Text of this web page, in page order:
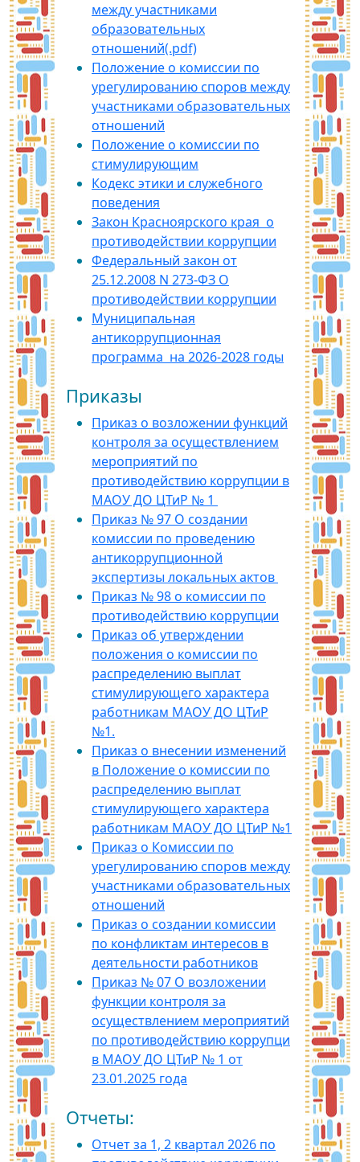
между участниками
образовательных
отношений(.pdf)
Положение о комиссии по
урегулированию споров между
участниками образовательных
отношений
Положение о комиссии по
стимулирующим
Кодекс этики и служебного
поведения
Закон Красноярского края о
противодействии коррупции
Федеральный закон от
25.12.2008 N 273-ФЗ О
противодействии коррупции
Муниципальная
антикоррупционная
программа на 2026-2028 годы
Приказы
Приказ о возложении функций
контроля за осуществлением
мероприятий по
противодействию коррупции в
МАОУ ДО ЦТиР № 1
Приказ № 97 О создании
комиссии по проведению
антикоррупционной
экспертизы локальных актов
Приказ № 98 о комиссии по
противодействию коррупции
Приказ об утверждении
положения о комиссии по
распределению выплат
стимулирующего характера
работникам МАОУ ДО ЦТиР
№1.
Приказ о внесении изменений
в Положение о комиссии по
распределению выплат
стимулирующего характера
работникам МАОУ ДО ЦТиР №1
Приказ о Комиссии по
урегулированию споров между
участниками образовательных
отношений
Приказ о создании комиссии
по конфликтам интересов в
деятельности работников
Приказ № 07 О возложении
функции контроля за
осуществлением мероприятий
по противодействию коррупци
в МАОУ ДО ЦТиР № 1 от
23.01.2025 года
Отчеты:
Отчет за 1, 2 квартал 2026 по